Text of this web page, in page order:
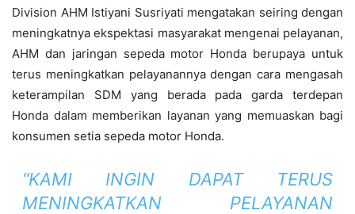
Division AHM Istiyani Susriyati mengatakan seiring dengan
meningkatnya ekspektasi masyarakat mengenai pelayanan,
AHM dan jaringan sepeda motor Honda berupaya untuk
terus meningkatkan pelayanannya dengan cara mengasah
keterampilan SDM yang berada pada garda terdepan
Honda dalam memberikan layanan yang memuaskan bagi
konsumen setia sepeda motor Honda.
“KAMI INGIN DAPAT TERUS
MENINGKATKAN PELAYANAN